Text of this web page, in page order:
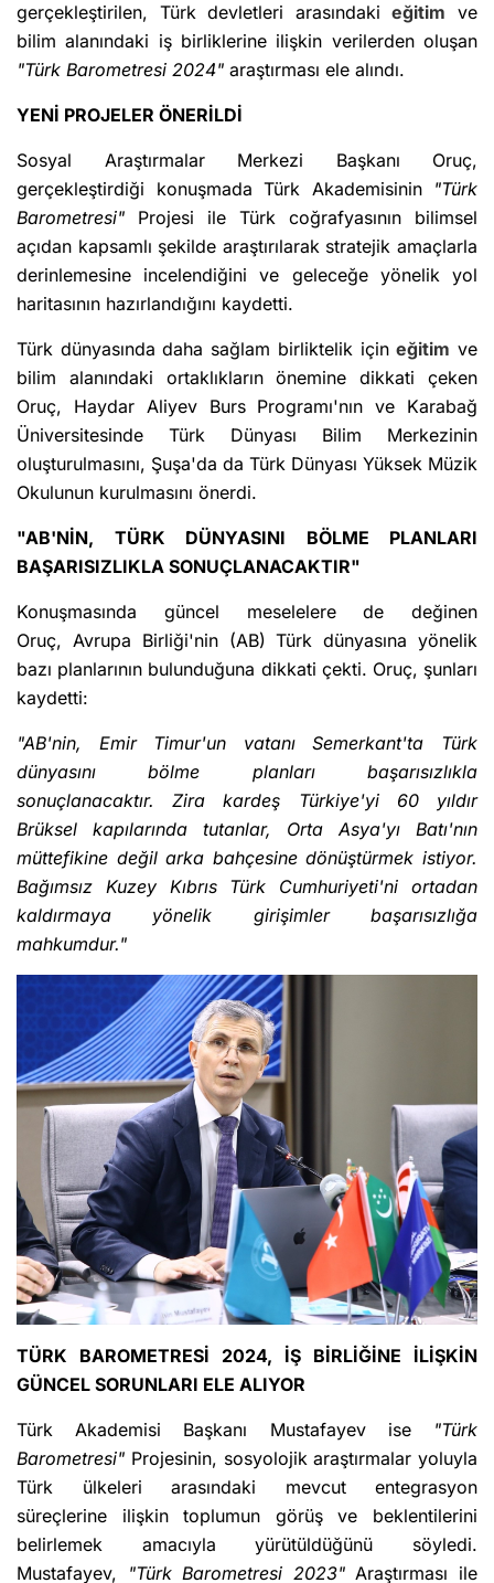
gerçekleştirilen, Türk devletleri arasındakieğitim ve
bilim alanındaki iş birliklerine ilişkin verilerden oluşan
"Türk Barometresi 2024" araştırması ele alındı.
YENİ PROJELER ÖNERİLDİ
Sosyal Araştırmalar Merkezi Başkanı Oruç,
gerçekleştirdiği konuşmada Türk Akademisinin"Türk
Barometresi" Projesi ile Türk coğrafyasının bilimsel
açıdan kapsamlı şekilde araştırılarak stratejik amaçlarla
derinlemesine incelendiğini ve geleceğe yönelik yol
haritasının hazırlandığını kaydetti.
Türk dünyasında daha sağlam birliktelik içineğitim ve
bilim alanındaki ortaklıkların önemine dikkati çeken
Oruç, Haydar Aliyev Burs Programı'nın ve Karabağ
Üniversitesinde Türk Dünyası Bilim Merkezinin
oluşturulmasını, Şuşa'da da Türk Dünyası Yüksek Müzik
Okulunun kurulmasını önerdi.
"AB'NİN, TÜRK DÜNYASINI BÖLME PLANLARI
BAŞARISIZLIKLA SONUÇLANACAKTIR"
Konuşmasında güncel meselelere de değinen
Oruç, Avrupa Birliği'nin (AB) Türk dünyasına yönelik
bazı planlarının bulunduğuna dikkati çekti. Oruç, şunları
kaydetti:
"AB'nin, Emir Timur'un vatanı Semerkant'ta Türk
dünyasını bölme planları başarısızlıkla
sonuçlanacaktır. Zira kardeş Türkiye'yi 60 yıldır
Brüksel kapılarında tutanlar, Orta Asya'yı Batı'nın
müttefikine değil arka bahçesine dönüştürmek istiyor.
Bağımsız Kuzey Kıbrıs Türk Cumhuriyeti'ni ortadan
kaldırmaya yönelik girişimler başarısızlığa
mahkumdur."
TÜRK BAROMETRESİ 2024, İŞ BİRLİĞİNE İLİŞKİN
GÜNCEL SORUNLARI ELE ALIYOR
Türk Akademisi Başkanı Mustafayev ise "Türk
Barometresi" Projesinin, sosyolojik araştırmalar yoluyla
Türk ülkeleri arasındaki mevcut entegrasyon
süreçlerine ilişkin toplumun görüş ve beklentilerini
belirlemek amacıyla yürütüldüğünü söyledi.
Mustafayev,
"Türk Barometresi 2023"Araştırması ile